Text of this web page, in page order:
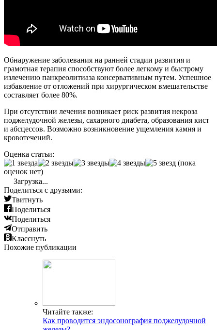
Обнаружение заболевания на ранней стадии развития и
грамотная терапия способствуют более легкому и быстрому
излечению панкреолитиаза консервативным путем. Успешное
избавление от отложений при хирургическом вмешательстве
составляет более 80%.
При отсутствии лечения возникает риск развития некроза
поджелудочной железы, сахарного диабета, образования кист
и абсцессов. Возможно возникновение ущемления камня и
кровотечений.
Оценка статьи:
(пока
оценок нет)
Загрузка...
Поделиться с друзьями:
Твитнуть
Поделиться
Поделиться
Отправить
Класснуть
Похожие публикации
Читайте также:
Как проводится эндосонография поджелудочной